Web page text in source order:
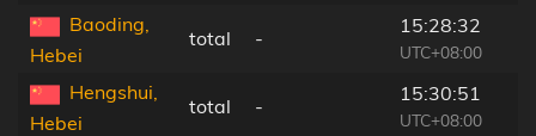
Baoding,
Hebei
total -
15:28:32
UTC+08:00
Hengshui,
Hebei
total -
15:30:51
UTC+08:00